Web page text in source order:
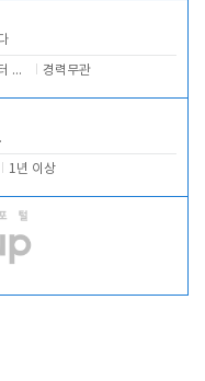
전반적인 카운터 업무 경력무관
1년 이상